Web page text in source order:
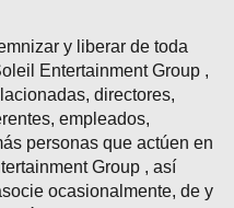
y liberar de toda
Entertainment Group ,
directores,
empleados,
personas que actúen en
Group , así
ocasionalmente, de y